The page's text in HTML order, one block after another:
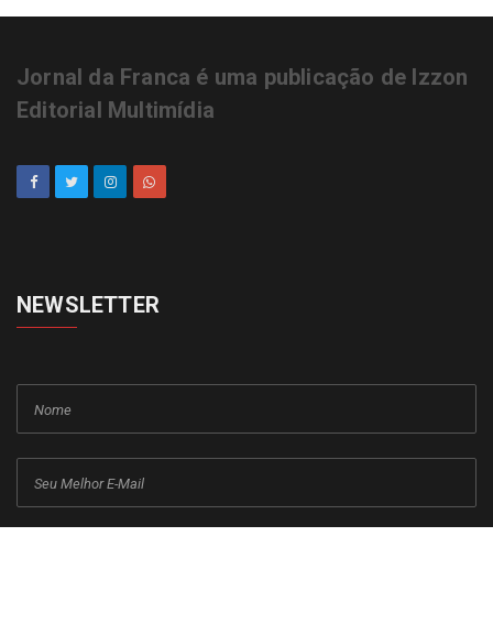
Jornal da Franca é uma publicação de Izzon
Editorial Multimídia
NEWSLETTER